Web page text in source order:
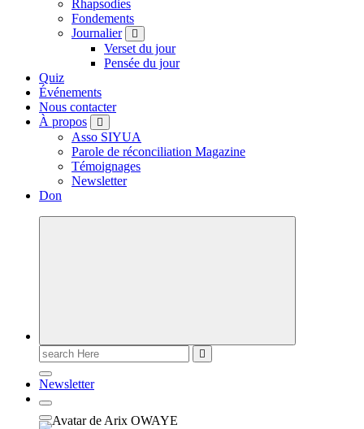
Rhapsodies
Fondements
Journalier
Verset du jour
Pensée du jour
Quiz
Événements
Nous contacter
À propos
Asso SIYUA
Parole de réconciliation Magazine
Témoignages
Newsletter
Don
Newsletter